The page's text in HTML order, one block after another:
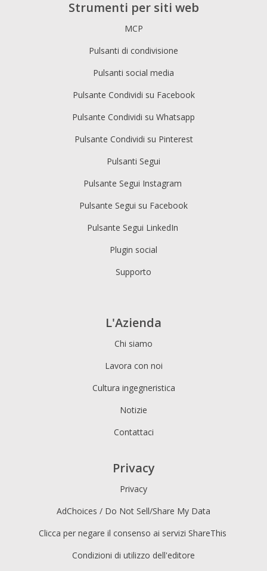
Strumenti per siti web
MCP
Pulsanti di condivisione
Pulsanti social media
Pulsante Condividi su Facebook
Pulsante Condividi su Whatsapp
Pulsante Condividi su Pinterest
Pulsanti Segui
Pulsante Segui Instagram
Pulsante Segui su Facebook
Pulsante Segui LinkedIn
Plugin social
Supporto
L'Azienda
Chi siamo
Lavora con noi
Cultura ingegneristica
Notizie
Contattaci
Privacy
Privacy
AdChoices / Do Not Sell/Share My Data
Clicca per negare il consenso ai servizi ShareThis
Condizioni di utilizzo dell'editore